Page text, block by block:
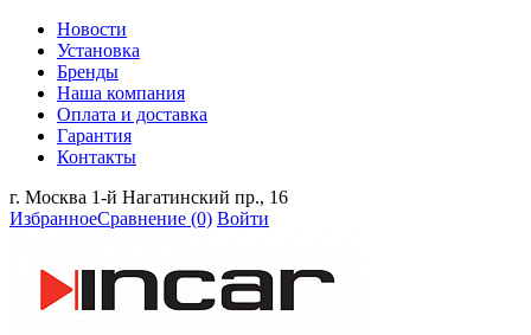
Новости
Установка
Бренды
Наша компания
Оплата и доставка
Гарантия
Контакты
г. Москва 1-й Нагатинский пр., 16
ИзбранноеСравнение (0) Войти